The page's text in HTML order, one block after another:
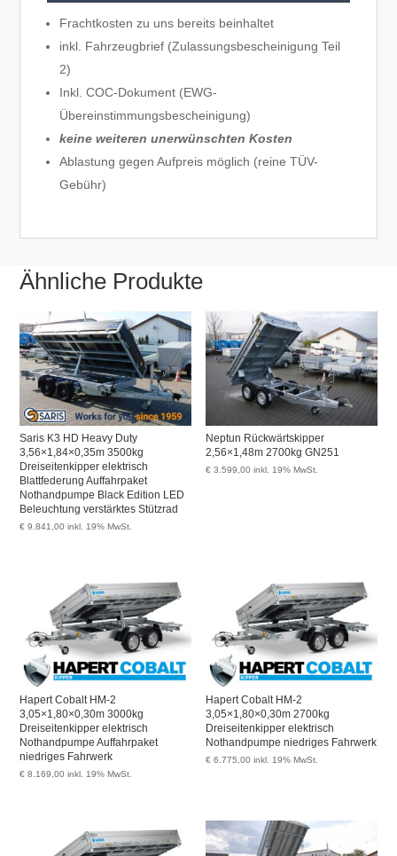
Frachtkosten zu uns bereits beinhaltet
inkl. Fahrzeugbrief (Zulassungsbescheinigung Teil
2)
Inkl. COC-Dokument (EWG-
Übereinstimmungsbescheinigung)
keine weiteren unerwünschten Kosten
Ablastung gegen Aufpreis möglich (reine TÜV-
Gebühr)
Ähnliche Produkte
Saris K3 HD Heavy Duty
3,56×1,84×0,35m 3500kg
Dreiseitenkipper elektrisch
Blattfederung Auffahrpaket
Nothandpumpe Black Edition LED
Beleuchtung verstärktes Stützrad
€ 9.841,00 inkl. 19% MwSt.
Neptun Rückwärtskipper
2,56×1,48m 2700kg GN251
€ 3.599,00 inkl. 19% MwSt.
Hapert Cobalt HM-2
3,05×1,80×0,30m 3000kg
Dreiseitenkipper elektrisch
Nothandpumpe Auffahrpaket
niedriges Fahrwerk
€ 8.169,00 inkl. 19% MwSt.
Hapert Cobalt HM-2
3,05×1,80×0,30m 2700kg
Dreiseitenkipper elektrisch
Nothandpumpe niedriges Fahrwerk
€ 6.775,00 inkl. 19% MwSt.